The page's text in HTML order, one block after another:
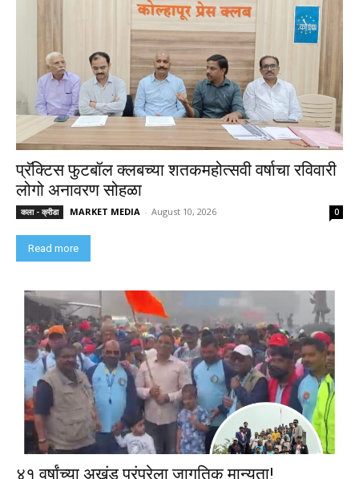
प्रॅक्टिस फुटबॉल क्लबच्या शतकमहोत्सवी वर्षाचा रविवारी
लोगो अनावरण सोहळा
कला - क्रीडा MARKET MEDIA - August 10, 2026 0
Read more
४१ वर्षांच्या अखंड परंपरेला जागतिक मान्यता!